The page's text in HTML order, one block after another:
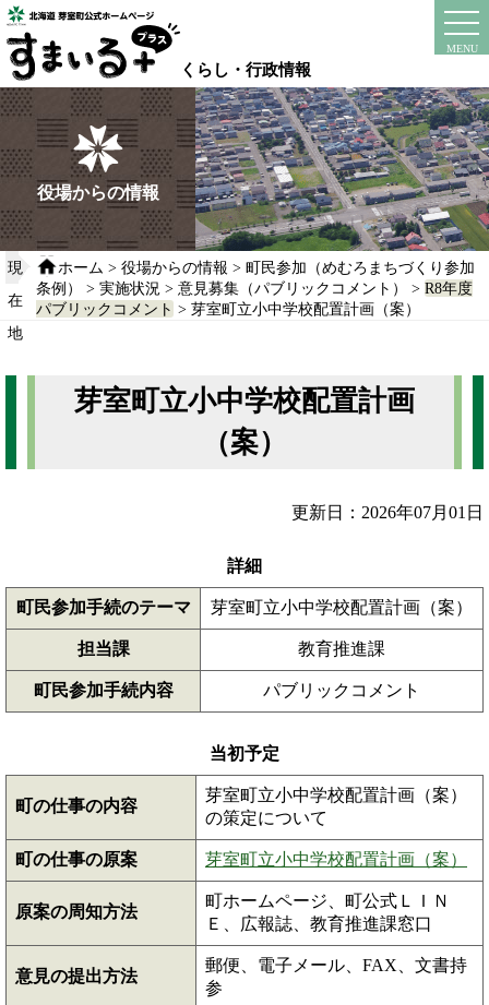
本
文
へ
移
動
る
くらし・行政情報
MENU
instagram
役場からの情報
現
在
地
ホーム >役場からの情報 >町民参加（めむろまちづくり参加
条例）
>実施状況 >意見募集（パブリックコメント） >R8年度
パブリックコメント > 芽室町立小中学校配置計画（案）
芽室町立小中学校配置計画
（案）
更新日：2026年07月01日
詳細
町民参加手続のテーマ 芽室町立小中学校配置計画（案）
担当課 教育推進課
町民参加手続内容 パブリックコメント
当初予定
町の仕事の内容
芽室町立小中学校配置計画（案）
の策定について
町の仕事の原案 芽室町立小中学校配置計画（案）
原案の周知方法
町ホームページ、町公式ＬＩＮ
Ｅ、広報誌、教育推進課窓口
意見の提出方法
郵便、電子メール、FAX、文書持
参